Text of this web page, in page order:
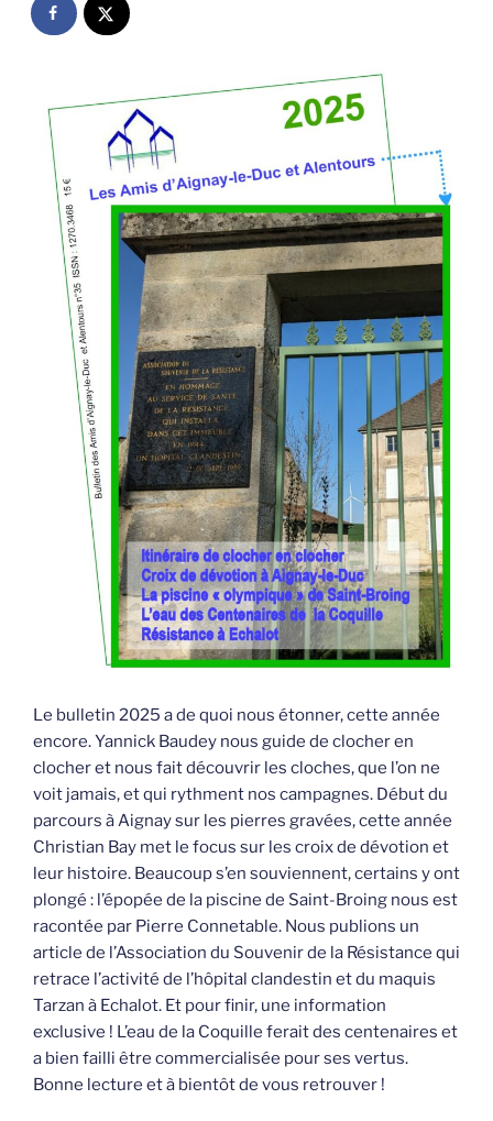
Le bulletin 2025 a de quoi nous étonner, cette année
encore. Yannick Baudey nous guide de clocher en
clocher et nous fait découvrir les cloches, que l’on ne
voit jamais, et qui rythment nos campagnes. Début du
parcours à Aignay sur les pierres gravées, cette année
Christian Bay met le focus sur les croix de dévotion et
leur histoire. Beaucoup s’en souviennent, certains y ont
plongé : l’épopée de la piscine de Saint-Broing nous est
racontée par Pierre Connetable. Nous publions un
article de l’Association du Souvenir de la Résistance qui
retrace l’activité de l’hôpital clandestin et du maquis
Tarzan à Echalot. Et pour finir, une information
exclusive ! L’eau de la Coquille ferait des centenaires et
a bien failli être commercialisée pour ses vertus.
Bonne lecture et à bientôt de vous retrouver !